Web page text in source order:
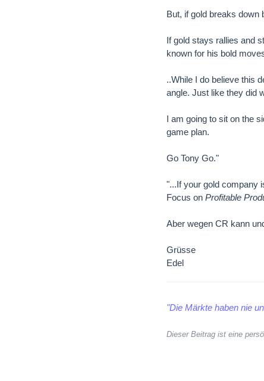
But, if gold breaks down
If gold stays rallies and
known for his bold
..While I do believe this
angle. Just like they did
I am going to sit on the
game plan.
Go Tony Go."
"...If your gold company
Focus on Profitable
Aber wegen CR kann
Grüsse
Edel
"Die Märkte haben nie
Dieser Beitrag ist eine